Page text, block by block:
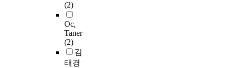
(2)
Oc,
Taner
(2)
김
태경